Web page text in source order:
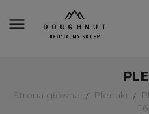

Strona główna Plecaki